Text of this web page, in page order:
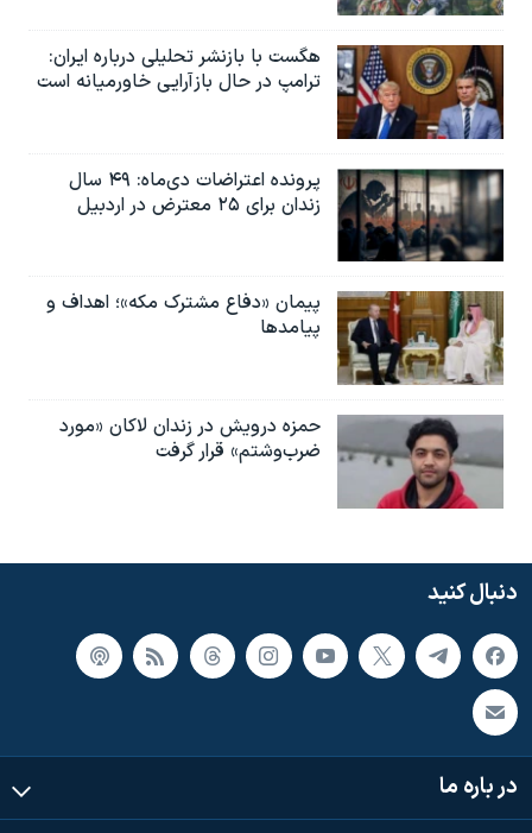
هگست با بازنشر تحلیلی درباره ایران:
ترامپ در حال بازآرایی خاورمیانه است
پرونده اعتراضات دی‌ماه: ۴۹ سال
زندان برای ۲۵ معترض در اردبیل
پیمان «دفاع مشترک مکه»؛ اهداف و
پیامدها
حمزه درویش در زندان لاکان «مورد
ضرب‌وشتم» قرار گرفت
دنبال کنید
در باره ما